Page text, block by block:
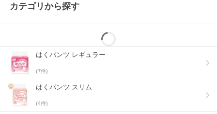
カテゴリから探す
はくパンツ レギュラー
(7件)
はくパンツ スリム
(4件)